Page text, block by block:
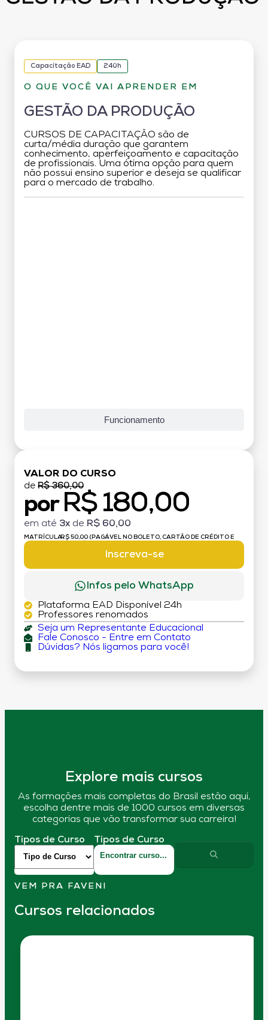
Capacitação EAD 240h
O QUE VOCÊ VAI APRENDER EM
GESTÃO DA PRODUÇÃO
CURSOS DE CAPACITAÇÃO são de
curta/média duração que garantem
conhecimento, aperfeiçoamento e capacitação
de profissionais. Uma ótima opção para quem
não possui ensino superior e deseja se qualificar
para o mercado de trabalho.
Funcionamento
VALOR DO CURSO
de R$ 360,00
por R$ 180,00
em até 3x de R$ 60,00
MATRÍCULA:R$ 50,00 (PAGÁVEL NO BOLETO, CARTÃO DE CRÉDITO E
Inscreva-se
Infos pelo WhatsApp
Plataforma EAD Disponível 24h
Professores renomados
Seja um Representante Educacional
Fale Conosco - Entre em Contato
Dúvidas? Nós ligamos para você!
Explore mais cursos
As formações mais completas do Brasil estão aqui,
escolha dentre mais de 1000 cursos em diversas
categorias que vão transformar sua carreira!
Tipos de Curso Tipos de Curso
VEM PRA FAVENI
Cursos relacionados